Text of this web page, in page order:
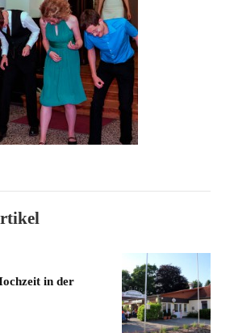
in der